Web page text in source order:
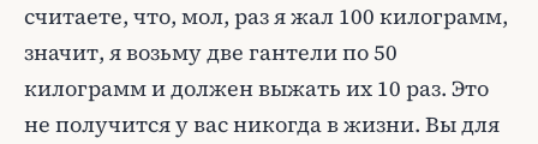
считаете, что, мол, раз я жал 100 килограмм,
значит, я возьму две гантели по 50
килограмм и должен выжать их 10 раз. Это
не получится у вас никогда в жизни. Вы для